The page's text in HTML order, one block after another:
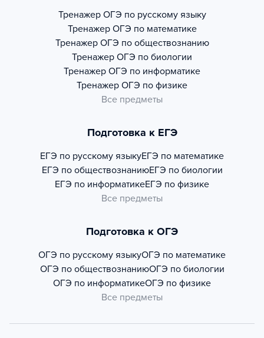
Тренажер ОГЭ по русскому языку
Тренажер ОГЭ по математике
Тренажер ОГЭ по обществознанию
Тренажер ОГЭ по биологии
Тренажер ОГЭ по информатике
Тренажер ОГЭ по физике
Все предметы
Подготовка к ЕГЭ
ЕГЭ по русскому языкуЕГЭ по математике
ЕГЭ по обществознаниюЕГЭ по биологии
ЕГЭ по информатикеЕГЭ по физике
Все предметы
Подготовка к ОГЭ
ОГЭ по русскому языкуОГЭ по математике
ОГЭ по обществознаниюОГЭ по биологии
ОГЭ по информатикеОГЭ по физике
Все предметы